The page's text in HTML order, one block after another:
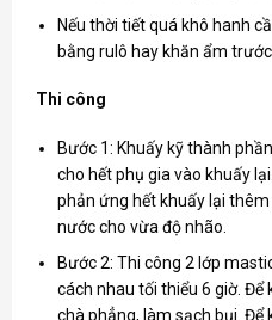
Nếu thời tiết quá khô hanh
bằng rulô hay khăn ẩm
Thi công
Bước 1: Khuấy kỹ thành
cho hết phụ gia vào khuấy
phản ứng hết khuấy lại
nước cho vừa độ nhão.
Bước 2: Thi công 2 lớp
cách nhau tối thiểu 6 giờ. Để
chà phẳng, làm sạch bụi. Để